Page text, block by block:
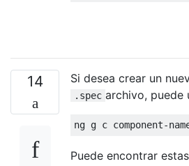
14 Si desea crear un
.spec archivo, puede
Puede encontrar